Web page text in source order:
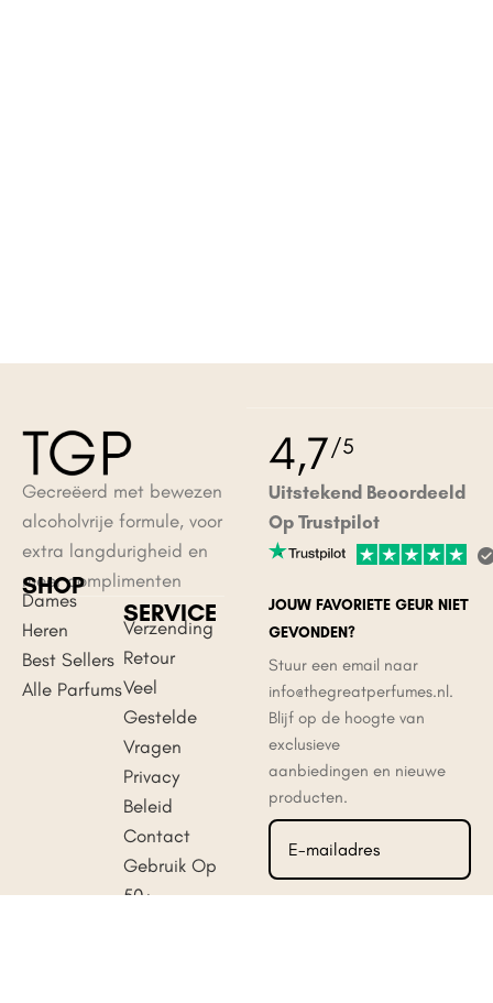
Gecreëerd met bewezen
alcoholvrije formule, voor
extra langdurigheid en
meer complimenten
SHOP
Dames
Heren
Best Sellers
Alle Parfums
SERVICE
Verzending
Retour
Veel
Gestelde
Vragen
Privacy
Beleid
Contact
Gebruik Op
50+
4,7/5
Uitstekend Beoordeeld
Op Trustpilot
JOUW FAVORIETE GEUR NIET
GEVONDEN?
Stuur een email naar
info@thegreatperfumes.nl.
Blijf op de hoogte van
exclusieve
aanbiedingen en nieuwe
producten.